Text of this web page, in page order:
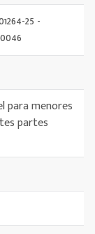
25 -
para menores
partes